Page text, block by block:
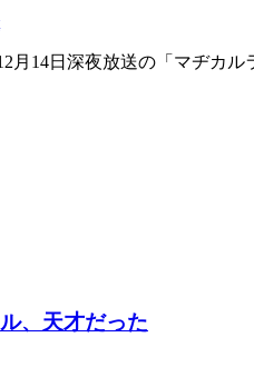
月14日深夜放送の「マヂカ
、天才だった